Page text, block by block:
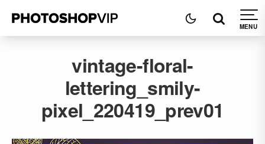
vintage-floral-
lettering_smily-
pixel_220419_prev01